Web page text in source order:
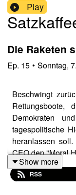
Play
Die Raketen
Ep. 15 • Sonntag,
Beschwingt
Demokraten
tagespolitische
heranlassen
CEO den "Moral
Show more
RSS